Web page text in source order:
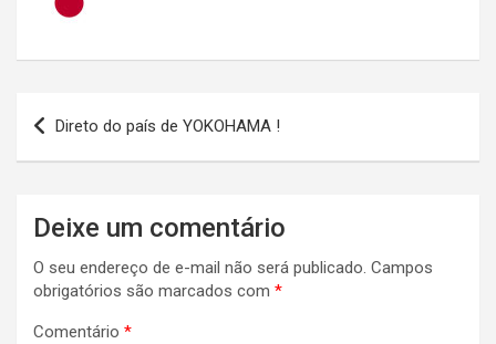
Navegação
de
Direto do país de YOKOHAMA !
Deixe um comentário
O seu endereço de e-mail não será publicado. Campos
obrigatórios são marcados com *
Comentário *